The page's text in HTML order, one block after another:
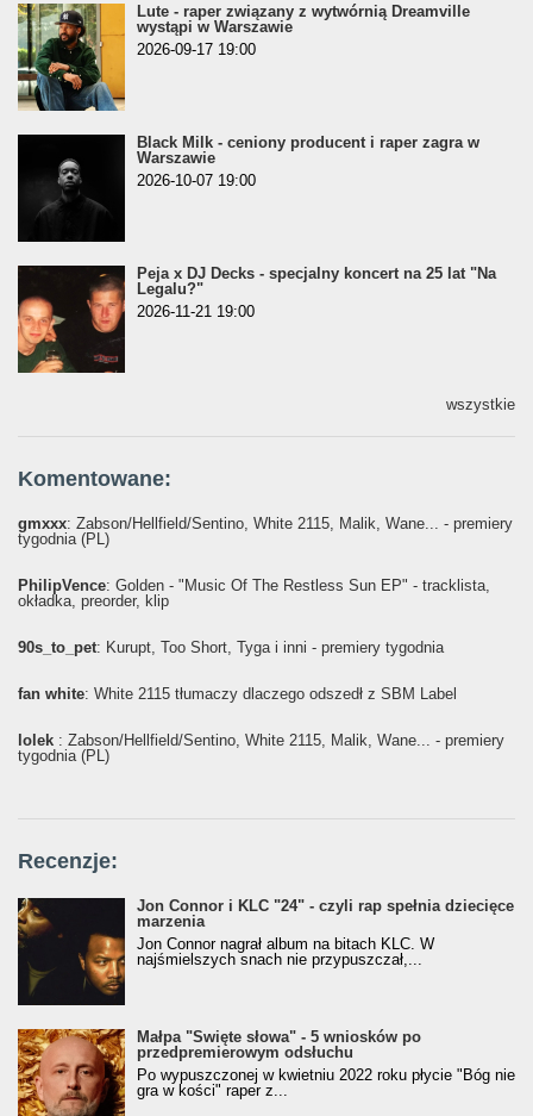
Lute - raper związany z wytwórnią Dreamville
wystąpi w Warszawie
2026-09-17 19:00
Black Milk - ceniony producent i raper zagra w
Warszawie
2026-10-07 19:00
Peja x DJ Decks - specjalny koncert na 25 lat "Na
Legalu?"
2026-11-21 19:00
wszystkie
Komentowane:
gmxxx: Żabson/Hellfield/Sentino, White 2115, Malik, Wane... - premiery
tygodnia (PL)
PhilipVence: Golden - "Music Of The Restless Sun EP" - tracklista,
okładka, preorder, klip
90s_to_pet: Kurupt, Too Short, Tyga i inni - premiery tygodnia
fan white: White 2115 tłumaczy dlaczego odszedł z SBM Label
lolek : Żabson/Hellfield/Sentino, White 2115, Malik, Wane... - premiery
tygodnia (PL)
Recenzje:
Jon Connor i KLC "24" - czyli rap spełnia dziecięce
marzenia
Jon Connor nagrał album na bitach KLC. W
najśmielszych snach nie przypuszczał,...
Małpa "Święte słowa" - 5 wniosków po
przedpremierowym odsłuchu
Po wypuszczonej w kwietniu 2022 roku płycie "Bóg nie
gra w kości" raper z...